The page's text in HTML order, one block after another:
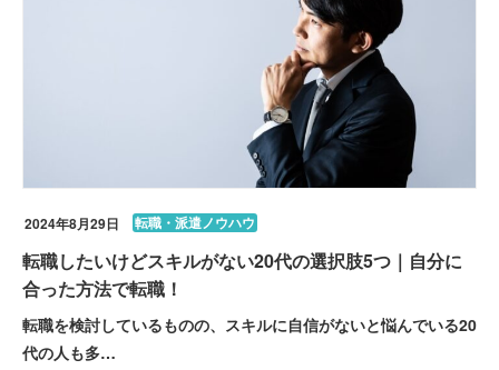
2024年8月29日 転職・派遣ノウハウ
転職したいけどスキルがない20代の選択肢5つ｜自分に
合った方法で転職！
転職を検討しているものの、スキルに自信がないと悩んでいる20
代の人も多…